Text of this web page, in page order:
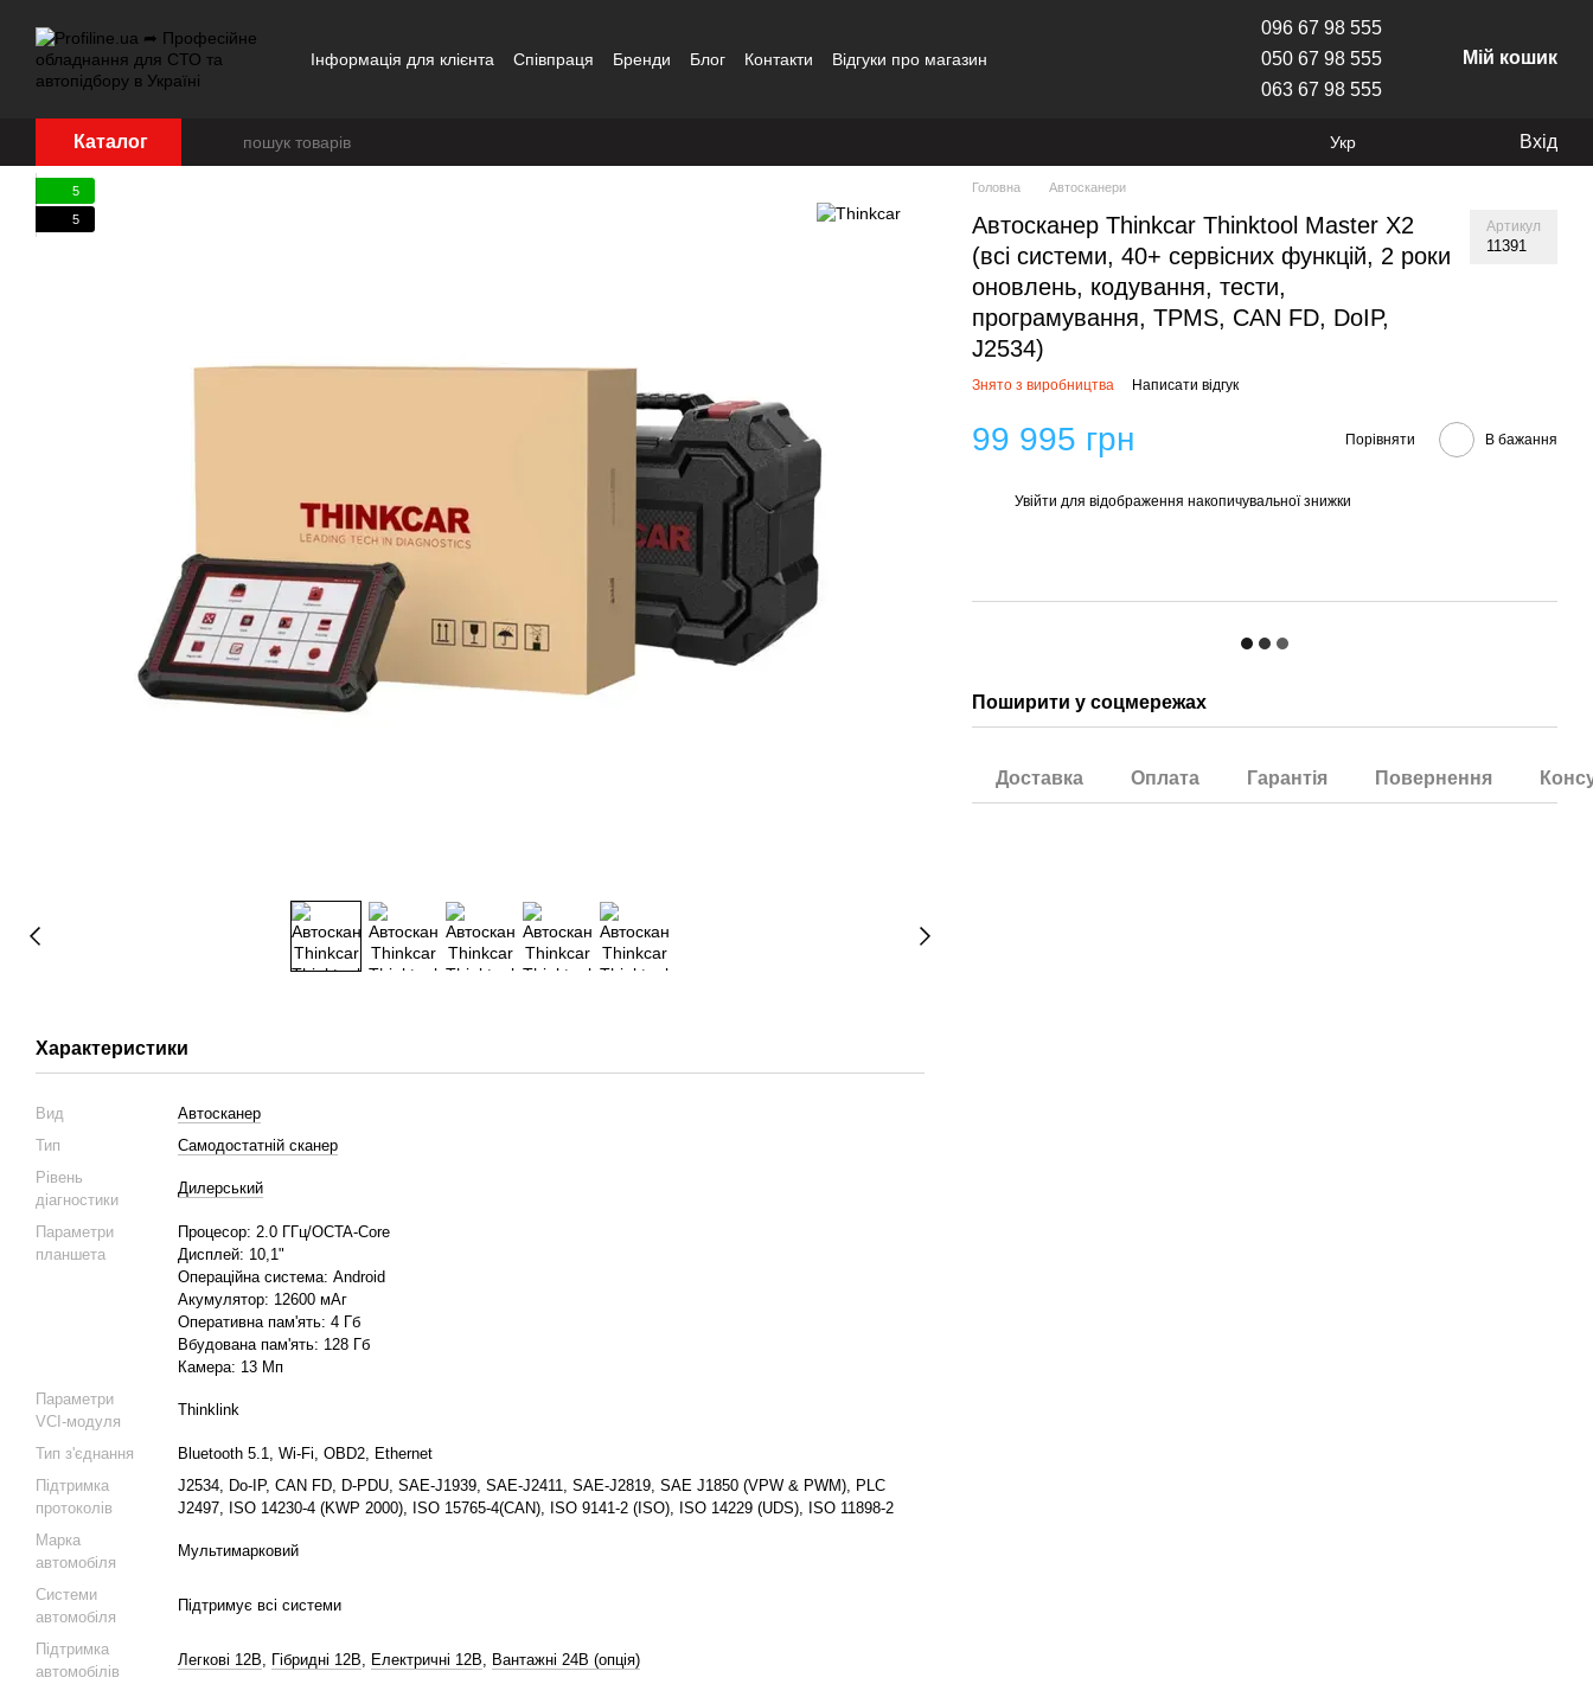
Інформація для клієнта Співпраця Бренди Блог Контакти Відгуки про магазин
096 67 98 555
050 67 98 555
063 67 98 555
Мій кошик
Каталог Укр Вхід
5
5
Характеристики
Вид
Автосканер
Тип
Самодостатній сканер
Рівень
діагностики
Дилерський
Параметри
планшета
Процесор: 2.0 ГГц/OCTA-Core
Дисплей: 10,1"
Операційна система: Android
Акумулятор: 12600 мАг
Оперативна пам'ять: 4 Гб
Вбудована пам'ять: 128 Гб
Камера: 13 Мп
Параметри
VCI-модуля
Thinklink
Тип з'єднання
Bluetooth 5.1, Wi-Fi, OBD2, Ethernet
Підтримка
протоколів
J2534, Do-IP, CAN FD, D-PDU, SAE-J1939, SAE-J2411, SAE-J2819, SAE J1850 (VPW & PWM), PLC
J2497, ISO 14230-4 (KWP 2000), ISO 15765-4(CAN), ISO 9141-2 (ISO), ISO 14229 (UDS), ISO 11898-2
Марка
автомобіля
Мультимарковий
Системи
автомобіля
Підтримує всі системи
Підтримка
автомобілів
Легкові 12В, Гібридні 12В, Електричні 12В, Вантажні 24В (опція)
Головна Автосканери
Автосканер Thinkcar Thinktool Master X2
(всі системи, 40+ сервісних функцій, 2 роки
оновлень, кодування, тести,
програмування, TPMS, CAN FD, DoIP,
J2534)
Артикул
11391
Знято з виробництва Написати відгук
99 995 грн Порівняти В бажання
Увійти для відображення накопичувальної знижки
Поширити у соцмережах
Доставка Оплата Гарантія Повернення